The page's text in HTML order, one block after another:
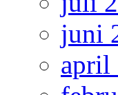
juni
april